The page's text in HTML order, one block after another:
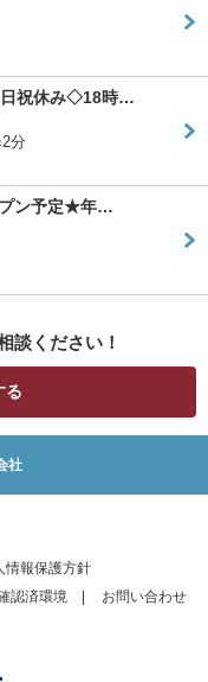
日祝休み◇18時…
分
プン予定★年…
談ください！
る
社
情報保護方針
認済環境| お問い合わせ